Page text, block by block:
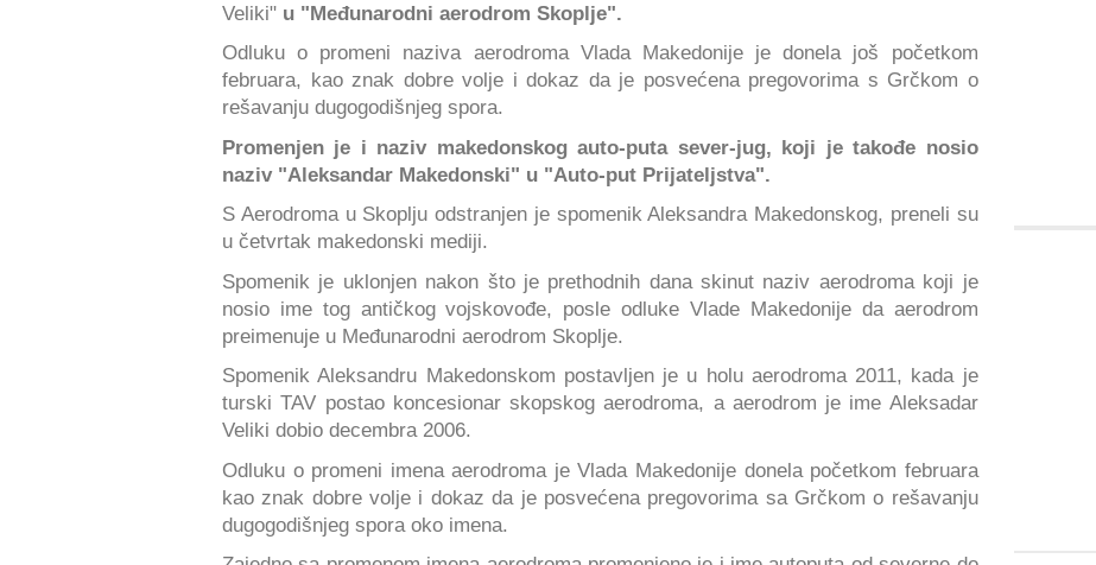
Veliki" u "Međunarodni aerodrom Skoplje".
Odluku o promeni naziva aerodroma Vlada Makedonije je donela još početkom
februara, kao znak dobre volje i dokaz da je posvećena pregovorima s Grčkom o
rešavanju dugogodišnjeg spora.
Promenjen je i naziv makedonskog auto-puta sever-jug, koji je takođe nosio
naziv "Aleksandar Makedonski" u "Auto-put Prijateljstva".
S Aerodroma u Skoplju odstranjen je spomenik Aleksandra Makedonskog, preneli su
u četvrtak makedonski mediji.
Spomenik je uklonjen nakon što je prethodnih dana skinut naziv aerodroma koji je
nosio ime tog antičkog vojskovođe, posle odluke Vlade Makedonije da aerodrom
preimenuje u Međunarodni aerodrom Skoplje.
Spomenik Aleksandru Makedonskom postavljen je u holu aerodroma 2011, kada je
turski TAV postao koncesionar skopskog aerodroma, a aerodrom je ime Aleksadar
Veliki dobio decembra 2006.
Odluku o promeni imena aerodroma je Vlada Makedonije donela početkom februara
kao znak dobre volje i dokaz da je posvećena pregovorima sa Grčkom o rešavanju
dugogodišnjeg spora oko imena.